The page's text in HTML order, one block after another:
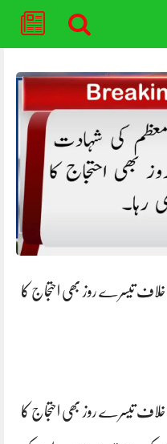
تیسرے روز بھی احتجاج کا
تیسرے روز بھی احتجاج کا